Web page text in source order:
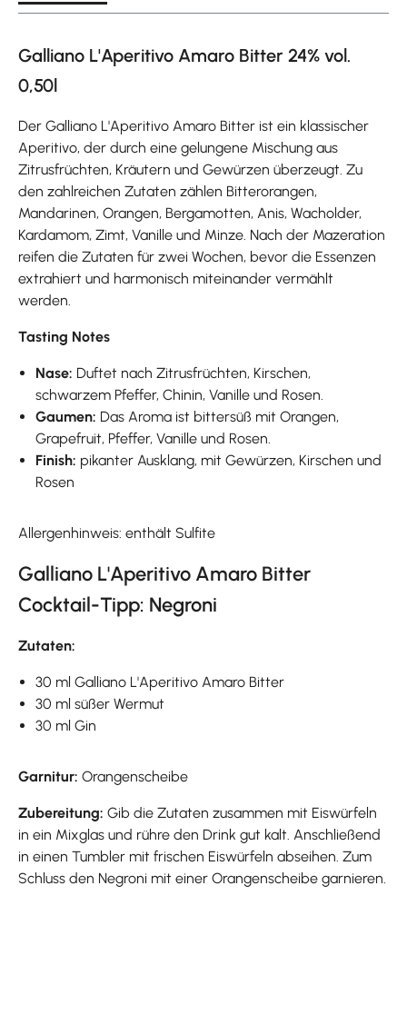
Galliano L'Aperitivo Amaro Bitter 24% vol.
0,50l
Der Galliano L'Aperitivo Amaro Bitter ist ein klassischer
Aperitivo, der durch eine gelungene Mischung aus
Zitrusfrüchten, Kräutern und Gewürzen überzeugt. Zu
den zahlreichen Zutaten zählen Bitterorangen,
Mandarinen, Orangen, Bergamotten, Anis, Wacholder,
Kardamom, Zimt, Vanille und Minze. Nach der Mazeration
reifen die Zutaten für zwei Wochen, bevor die Essenzen
extrahiert und harmonisch miteinander vermählt
werden.
Tasting Notes
Nase: Duftet nach Zitrusfrüchten, Kirschen,
schwarzem Pfeffer, Chinin, Vanille und Rosen.
Gaumen: Das Aroma ist bittersüß mit Orangen,
Grapefruit, Pfeffer, Vanille und Rosen.
Finish: pikanter Ausklang, mit Gewürzen, Kirschen und
Rosen
Allergenhinweis: enthält Sulfite
Galliano L'Aperitivo Amaro Bitter
Cocktail-Tipp: Negroni
Zutaten:
30 ml Galliano L'Aperitivo Amaro Bitter
30 ml süßer Wermut
30 ml Gin
Garnitur: Orangenscheibe
Zubereitung: Gib die Zutaten zusammen mit Eiswürfeln
in ein Mixglas und rühre den Drink gut kalt. Anschließend
in einen Tumbler mit frischen Eiswürfeln abseihen. Zum
Schluss den Negroni mit einer Orangenscheibe garnieren.